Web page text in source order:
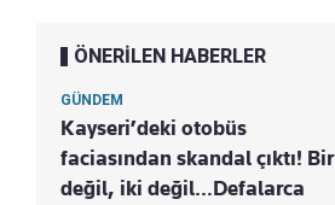
ÖNERİLEN HABERLER
GÜNDEM
Kayseri’deki otobüs
faciasından skandal çıktı! Bir
değil, iki değil…Defalarca